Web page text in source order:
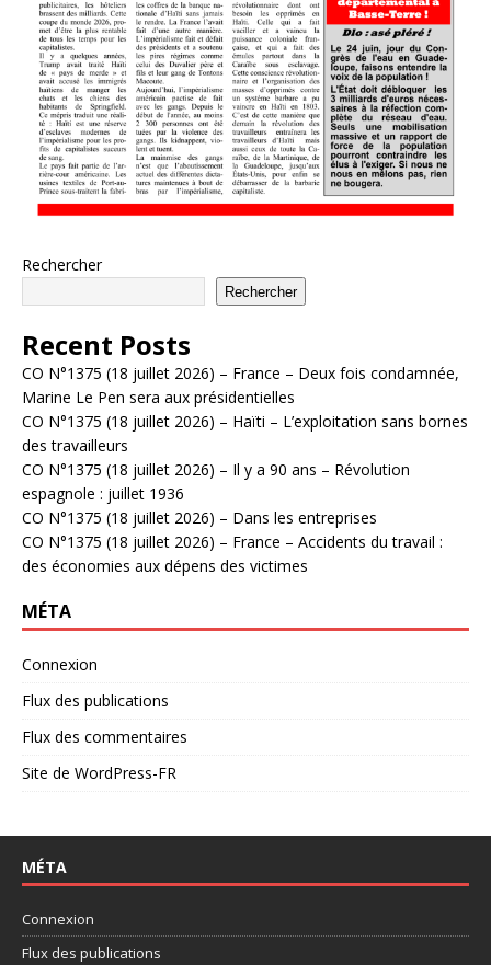
Rechercher
Rechercher
Recent Posts
CO N°1375 (18 juillet 2026) – France – Deux fois condamnée,
Marine Le Pen sera aux présidentielles
CO N°1375 (18 juillet 2026) – Haïti – L’exploitation sans bornes
des travailleurs
CO N°1375 (18 juillet 2026) – Il y a 90 ans – Révolution
espagnole : juillet 1936
CO N°1375 (18 juillet 2026) – Dans les entreprises
CO N°1375 (18 juillet 2026) – France – Accidents du travail :
des économies aux dépens des victimes
MÉTA
Connexion
Flux des publications
Flux des commentaires
Site de WordPress-FR
MÉTA
Connexion
Flux des publications